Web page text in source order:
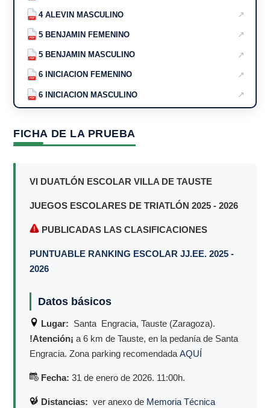
PDF 4 ALEVIN MASCULINO ↗
PDF 5 BENJAMIN FEMENINO ↗
PDF 5 BENJAMIN MASCULINO ↗
PDF 6 INICIACION FEMENINO ↗
PDF 6 INICIACION MASCULINO ↗
FICHA DE LA PRUEBA
VI DUATLÓN ESCOLAR VILLA DE TAUSTE
JUEGOS ESCOLARES DE TRIATLÓN 2025 - 2026
PUBLICADAS LAS CLASIFICACIONES
PUNTUABLE RANKING ESCOLAR JJ.EE. 2025 -
2026
Datos básicos
Lugar: Santa Engracia, Tauste (Zaragoza).
!Atención¡ a 6 km de Tauste, en la pedanía de Santa
Engracia. Zona parking recomendada AQUÍ
Fecha: 31 de enero de 2026. 11:00h.
Distancias: ver anexo de Memoria Técnica